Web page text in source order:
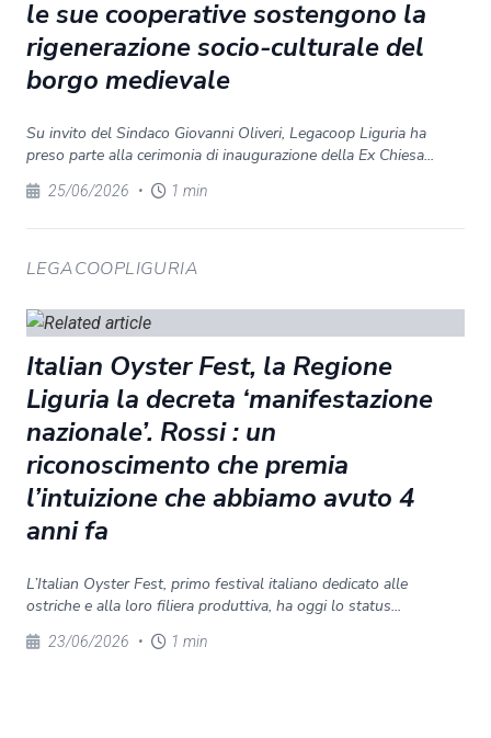
le sue cooperative sostengono la
rigenerazione socio-culturale del
borgo medievale
Su invito del Sindaco Giovanni Oliveri, Legacoop Liguria ha
preso parte alla cerimonia di inaugurazione della Ex Chiesa...
25/06/2026 • 1 min
LEGACOOPLIGURIA
Italian Oyster Fest, la Regione
Liguria la decreta ‘manifestazione
nazionale’. Rossi : un
riconoscimento che premia
l’intuizione che abbiamo avuto 4
anni fa
L’Italian Oyster Fest, primo festival italiano dedicato alle
ostriche e alla loro filiera produttiva, ha oggi lo status...
23/06/2026 • 1 min